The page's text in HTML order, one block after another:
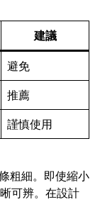
建議
避免
推薦
謹慎使用
粗細。即使縮小
可辨。在設計